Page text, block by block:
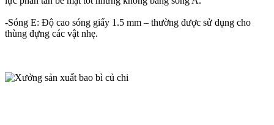
-Sóng E: Độ cao sóng giấy 1.5 mm – thường được sử dụng cho
thùng đựng các vật nhẹ.